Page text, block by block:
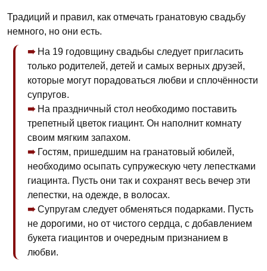
Традиций и правил, как отмечать гранатовую свадьбу
немного, но они есть.
На 19 годовщину свадьбы следует пригласить
только родителей, детей и самых верных друзей,
которые могут порадоваться любви и сплочённости
супругов.
На праздничный стол необходимо поставить
трепетный цветок гиацинт. Он наполнит комнату
своим мягким запахом.
Гостям, пришедшим на гранатовый юбилей,
необходимо осыпать супружескую чету лепестками
гиацинта. Пусть они так и сохранят весь вечер эти
лепестки, на одежде, в волосах.
Супругам следует обменяться подарками. Пусть
не дорогими, но от чистого сердца, с добавлением
букета гиацинтов и очередным признанием в
любви.